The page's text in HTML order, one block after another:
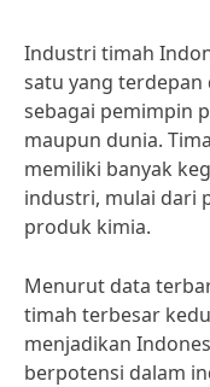
Industri timah
satu yang terdepan
sebagai pemimpin
maupun dunia.
memiliki banyak
industri, mulai dari
produk kimia.
Menurut data
timah terbesar
menjadikan
berpotensi dalam